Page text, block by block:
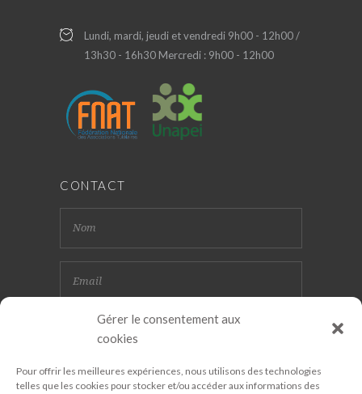
Gérer le consentement aux
cookies
Pour offrir les meilleures expériences, nous utilisons des technologies
telles que les cookies pour stocker et/ou accéder aux informations des
Lundi, mardi, jeudi et vendredi 9h00 - 12h00 /
13h30 - 16h30 Mercredi : 9h00 - 12h00
CONTACT